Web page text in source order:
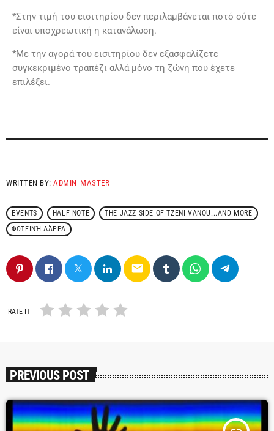
*Στην τιμή του εισιτηρίου δεν περιλαμβάνεται ποτό ούτε
είναι υποχρεωτική η κατανάλωση.
*Με την αγορά του εισιτηρίου δεν εξασφαλίζετε
συγκεκριμένο τραπέζι αλλά μόνο τη ζώνη που έχετε
επιλέξει.
WRITTEN BY:ADMIN_MASTER
EVENTS HALF NOTE
THE JAZZ SIDE OF TZENI VANOU...AND MORE
ΦΩΤΕΙΝΉ ΔΆΡΡΑ
email
RATE IT
PREVIOUS POST